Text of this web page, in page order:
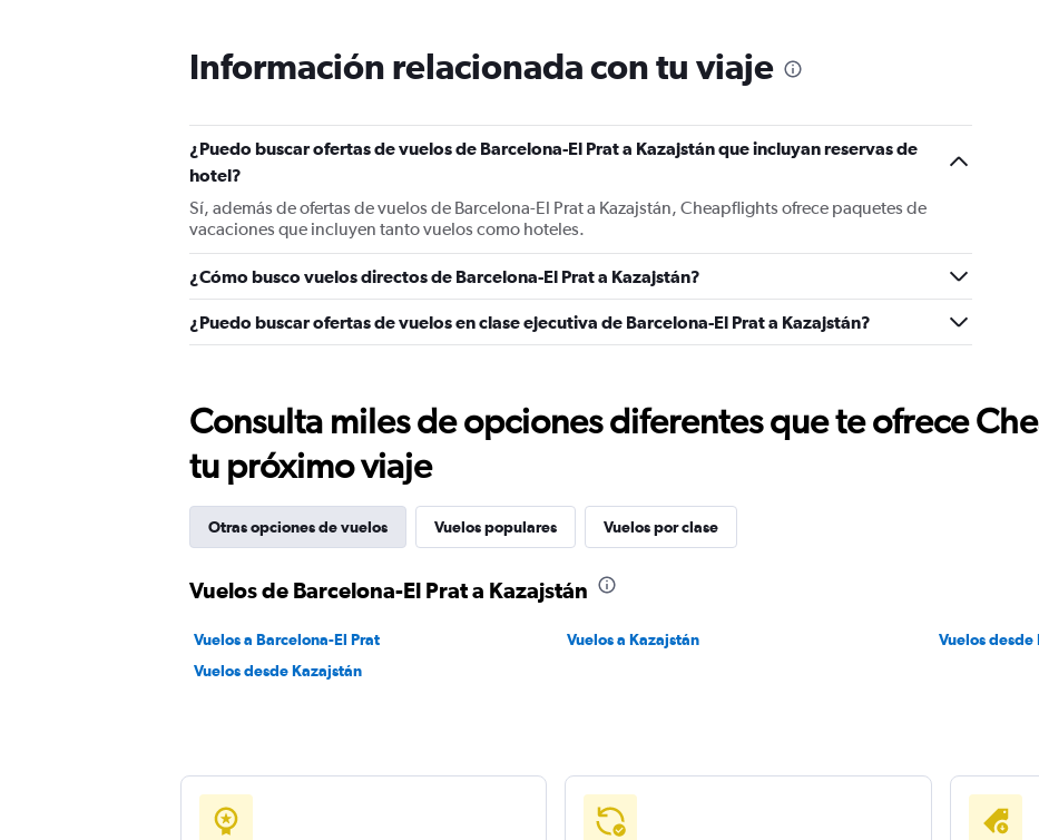
Información relacionada con tu viaje
¿Puedo buscar ofertas de vuelos de Barcelona-El Prat a Kazajstán que incluyan reservas de
hotel?
Sí, además de ofertas de vuelos de Barcelona-El Prat a Kazajstán, Cheapflights ofrece paquetes de
vacaciones que incluyen tanto vuelos como hoteles.
¿Cómo busco vuelos directos de Barcelona-El Prat a Kazajstán?
¿Puedo buscar ofertas de vuelos en clase ejecutiva de Barcelona-El Prat a Kazajstán?
Consulta miles de opciones diferentes que te ofrece
tu próximo viaje
Otras opciones de vuelos Vuelos populares Vuelos por clase
Vuelos de Barcelona-El Prat a Kazajstán
Vuelos a Barcelona-El Prat Vuelos a Kazajstán
Vuelos desde
Vuelos desde Kazajstán